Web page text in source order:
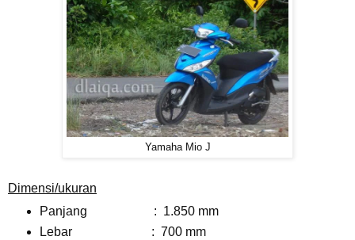
Yamaha Mio J
Dimensi/ukuran
Panjang : 1.850 mm
Lebar : 700 mm